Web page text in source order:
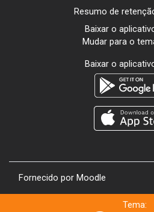
Resumo de
Baixar o
Mudar para o
Baixar o
Fornecido por Moodle
Tema: